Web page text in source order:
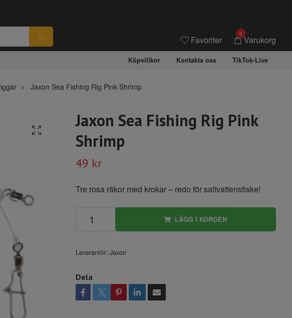
Favoriter
0
Varukorg
Köpvillkor Kontakta oss TikTok-Live
Jaxon Sea Fishing Rig Pink Shrimp
Jaxon Sea Fishing Rig Pink
Shrimp
49 kr
Tre rosa räkor med krokar – redo för saltvattensfiske!
LÄGG I KORGEN
Leverantör: Jaxon
Dela